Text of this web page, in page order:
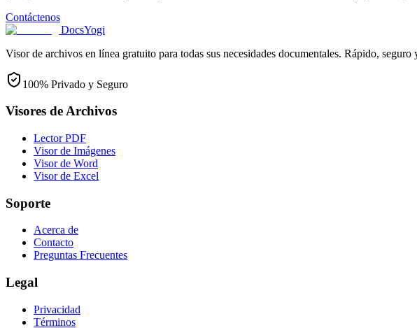
Contáctenos
DocsYogi
Visor de archivos en línea gratuito para todas sus necesidades documentales. Rápido,
100% Privado y Seguro
Visores de Archivos
Lector PDF
Visor de Imágenes
Visor de Word
Visor de Excel
Soporte
Acerca de
Contacto
Preguntas Frecuentes
Legal
Privacidad
Términos